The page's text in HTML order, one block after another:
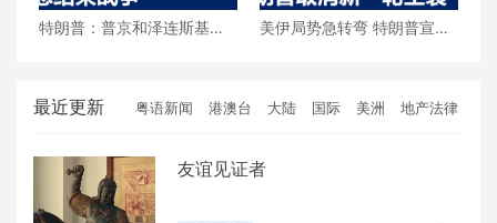
特朗普：普京和泽连斯基都
美伊局势急转弯 特朗普宣布
最近更新 粤语新闻 港澳台 大陆 国际 美洲 地产法律
友谊见证者